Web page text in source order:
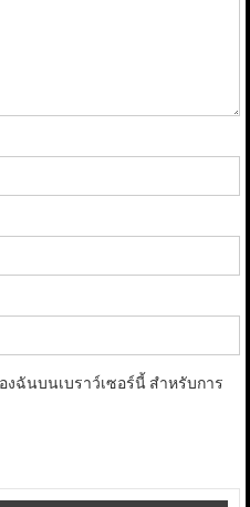
ฉันบนเบราว์เซอร์นี้ สำหรับการ